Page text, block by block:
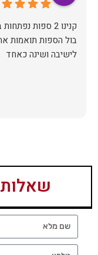
קנינו 2 ספות
בול הספות תואמות
לישיבה ושינה כאחד